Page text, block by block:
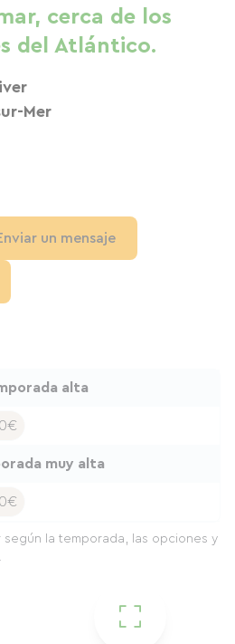
cerca de los
del Atlántico.
Mer
un mensaje
alta
muy alta
la temporada, las opciones y